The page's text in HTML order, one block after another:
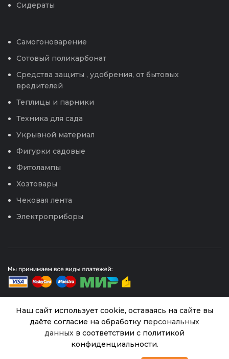
Сидераты
Самогоноварение
Сотовый поликарбонат
Средства защиты , удобрения, от бытовых
вредителей
Теплицы и парники
Техника для сада
Укрывной материал
Фигурки садовые
Фитолампы
Хозтовары
Чековая лента
Электроприборы
© 2026Интернет магазин Успех. ИП Хрипунов Сергей
Александрович
ИНН 420800180243 / ОГРНИП 304420530300327
Все права защищены.Персональные данные.
Наш сайт использует cookie, оставаясь на сайте вы
даёте согласие на обработку персональных
данных в соответствии с политикой
конфиденциальности.